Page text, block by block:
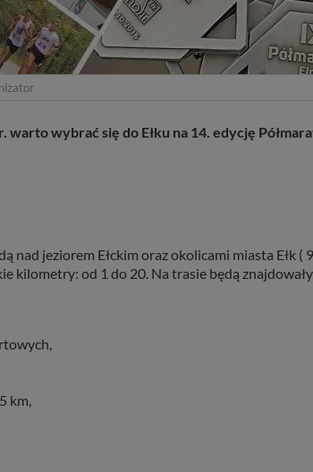
wybrać się do Ełku na 14. edycję
jeziorem Ełckim oraz okolicami miasta Ełk (
kilometry: od 1 do 20. Na trasie będą
km,